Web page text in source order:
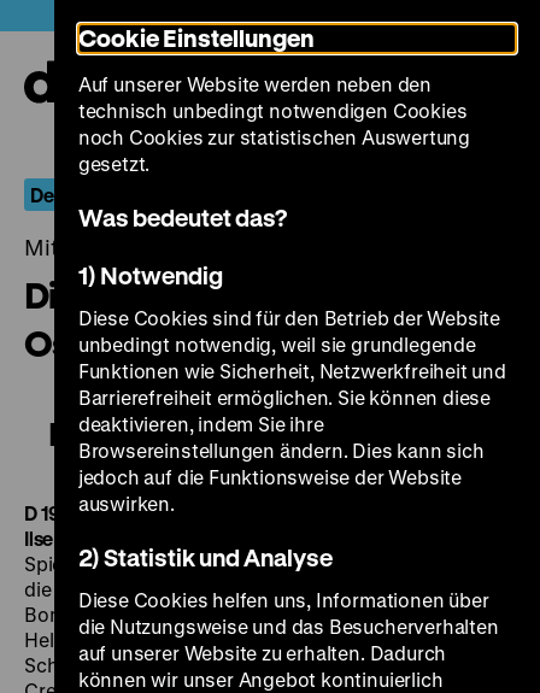
zum
Seiteninhalt
springen
Der globale Krieg
Mittwoch, 20. August 2014, 20.00 - 00.00 Uhr
Die Reiter von Deutsch-
Ostafrika
Die Reiter von Deutsch-Ostafrika
D 1934, R: Herbert Selpin, M: Herbert Windt, D: Sepp Rist,
Ilse Stobrawa, Peter Voß, Louis Brody, 82‘
Spielfilm über den Krieg in Deutsch-Ostafrika, wo 1914
die Nachricht vom Kriegsausbruch in Europa wie eine
Bombe in das friedliche Leben des deutschen Farmers
Hellhoff hineinplatzt. Hellhoff schließt sich der
Schutztruppe an, sein bester Freund, der Engländer
Cookie Einstellungen
Auf unserer Website werden neben den
technisch unbedingt notwendigen Cookies
noch Cookies zur statistischen Auswertung
gesetzt.
Was bedeutet das?
1) Notwendig
Diese Cookies sind für den Betrieb der Website
unbedingt notwendig, weil sie grundlegende
Funktionen wie Sicherheit, Netzwerkfreiheit und
Barrierefreiheit ermöglichen. Sie können diese
deaktivieren, indem Sie ihre
Browsereinstellungen ändern. Dies kann sich
jedoch auf die Funktionsweise der Website
auswirken.
2) Statistik und Analyse
Diese Cookies helfen uns, Informationen über
die Nutzungsweise und das Besucherverhalten
auf unserer Website zu erhalten. Dadurch
können wir unser Angebot kontinuierlich